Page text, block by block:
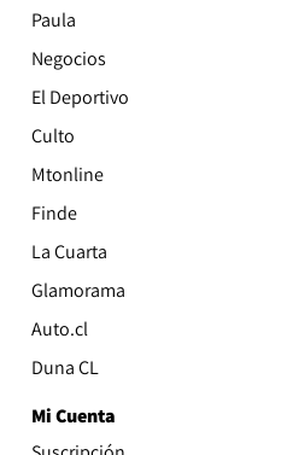
Paula
Negocios
El Deportivo
Culto
Mtonline
Finde
La Cuarta
Glamorama
Auto.cl
Duna CL
Mi Cuenta